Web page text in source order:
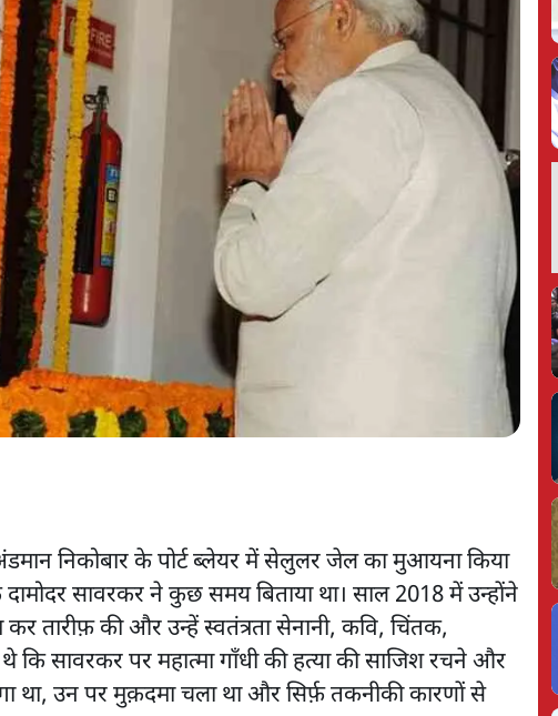
निकोबार के पोर्ट ब्लेयर में सेलुलर जेल का मुआयना किया
सावरकर ने कुछ समय बिताया था। साल 2018 में उन्होंने
तारीफ़ की और उन्हें स्वतंत्रता सेनानी, कवि, चिंतक,
सावरकर पर महात्मा गाँधी की हत्या की साजिश रचने और
था, उन पर मुक़दमा चला था और सिर्फ़ तकनीकी कारणों से